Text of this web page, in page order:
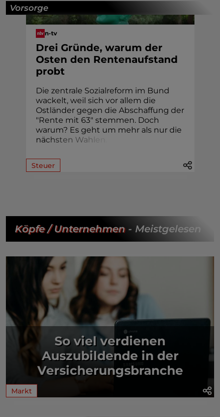
Vorsorge
n-tv
Drei Gründe, warum der
Osten den Rentenaufstand
probt
Die zentrale Sozialreform im Bund
wackelt, weil sich vor allem die
Ostländer gegen die Abschaffung der
"Rente mit 63" stemmen. Doch
warum? Es geht um mehr als nur die
nächsten Wah le
Steuer
Köpfe / Unternehmen- Meistgelesen
So viel verdienen
Auszubildende in der
Versicherungsbranche
Markt